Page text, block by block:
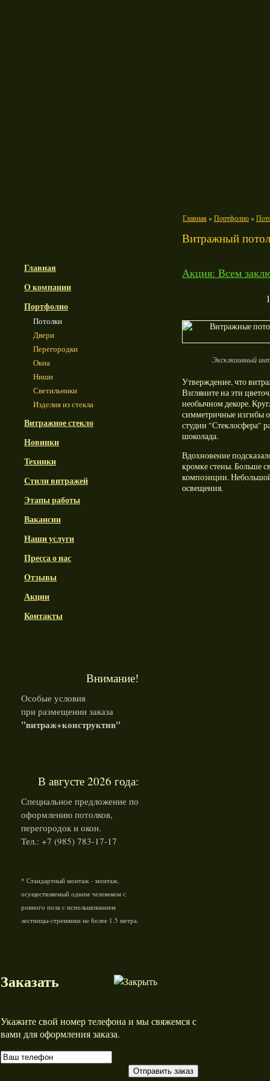
Главная»Портфолио»
Витражный
Главная
О компании
Портфолио
Потолки
Двери
Перегородки
Окна
Ниши
Светильники
Изделия из стекла
Витражное стекло
Новинки
Техники
Стили витражей
Этапы работы
Вакансии
Наши услуги
Пресса о нас
Отзывы
Акции
Контакты
Внимание!
Особые условия
при размещении заказа
"витраж+конструктив"
В августе 2026 года:
Специальное предложение по
оформлению потолков,
перегородок и окон.
Тел.: +7 (985) 783-17-17
* Стандартный монтаж - монтаж,
осуществляемый одним человеком с
ровного пола с испольшованием
лестницы-стремянки не более 1.5 метра.
Акция: Всем
Эксклюзивный
Утверждение, что
Взгляните на эти
необычном декоре.
симметричные изгибы
студии "Стеклосфера"
шоколада.
Вдохновение
кромке стены. Больше
композиции.
освещения.
Заказать
Укажите свой номер телефона и мы свяжемся с
вами для оформления заказа.
Отправить заказ